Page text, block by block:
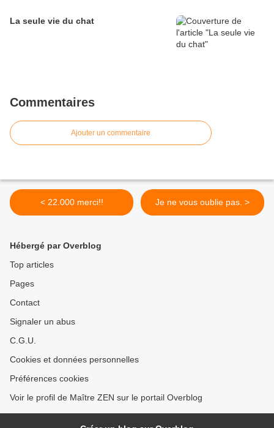
La seule vie du chat
Commentaires
Ajouter un commentaire
< 22.000 merci!! Je ne vous oublie pas. >
Hébergé par Overblog
Top articles
Pages
Contact
Signaler un abus
C.G.U.
Cookies et données personnelles
Préférences cookies
Voir le profil de Maître ZEN sur le portail Overblog